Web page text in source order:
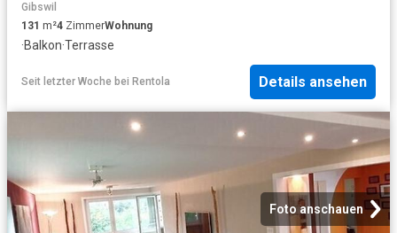
Gibswil
131 m²4 ZimmerWohnung
·Balkon·Terrasse
Seit letzter Woche bei Rentola Details ansehen
Foto anschauen